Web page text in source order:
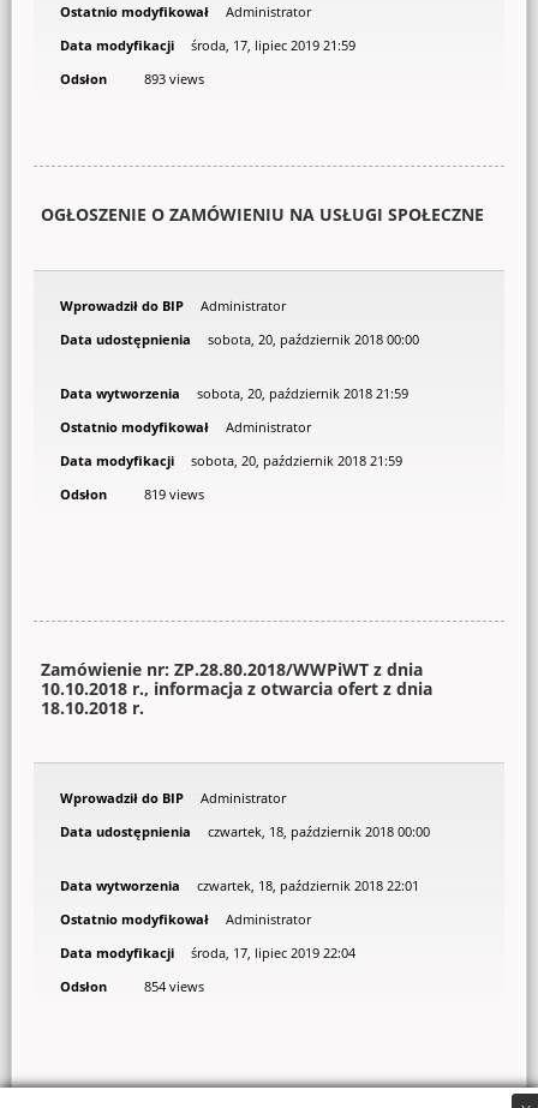
Ostatnio modyfikował
Administrator
Data modyfikacji
środa, 17, lipiec 2019 21:59
Odsłon
893 views
OGŁOSZENIE O ZAMÓWIENIU NA USŁUGI SPOŁECZNE
Wprowadził do BIP
Administrator
Data udostępnienia
sobota, 20, październik 2018 00:00
Data wytworzenia
sobota, 20, październik 2018 21:59
Ostatnio modyfikował
Administrator
Data modyfikacji
sobota, 20, październik 2018 21:59
Odsłon
819 views
Zamówienie nr: ZP.28.80.2018/WWPiWT z dnia
10.10.2018 r., informacja z otwarcia ofert z dnia
18.10.2018 r.
Wprowadził do BIP
Administrator
Data udostępnienia
czwartek, 18, październik 2018 00:00
Data wytworzenia
czwartek, 18, październik 2018 22:01
Ostatnio modyfikował
Administrator
Data modyfikacji
środa, 17, lipiec 2019 22:04
Odsłon
854 views